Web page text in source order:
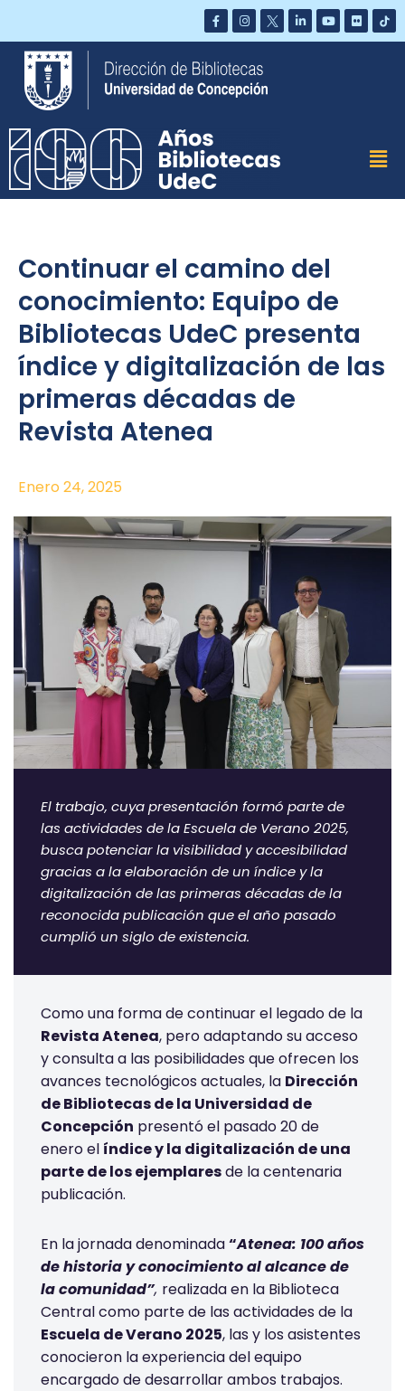
Saltar
contenido
Continuar el camino del
conocimiento: Equipo de
Bibliotecas UdeC presenta
índice y digitalización de las
primeras décadas de
Revista Atenea
Enero 24, 2025
El trabajo, cuya presentación formó parte de
las actividades de la Escuela de Verano 2025,
busca potenciar la visibilidad y accesibilidad
gracias a la elaboración de un índice y la
digitalización de las primeras décadas de la
reconocida publicación que el año pasado
cumplió un siglo de existencia.
Como una forma de continuar el legado de la
Revista Atenea, pero adaptando su acceso
y consulta a las posibilidades que ofrecen los
avances tecnológicos actuales, la Dirección
de Bibliotecas de la Universidad de
Concepción presentó el pasado 20 de
enero el índice y la digitalización de una
parte de los ejemplaresde la centenaria
publicación.
En la jornada denominada“Atenea: 100 años
de historia yconocimiento al alcance de
la comunidad”, realizada en la Biblioteca
Central como parte de las actividades de la
Escuela de Verano 2025, las y los asistentes
conocieron la experiencia del equipo
encargado de desarrollar ambos trabajos.